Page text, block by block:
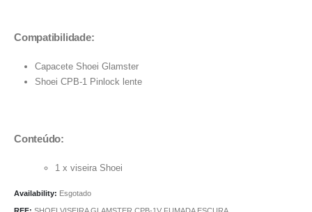
Compatibilidade:
Capacete Shoei Glamster
Shoei CPB-1 Pinlock lente
Conteúdo:
1 x viseira Shoei
Availability: Esgotado